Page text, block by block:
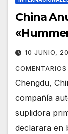
China
10 JUNIO,
COMENTARIOS
Chengdu,
compañía
suplidora
declarara en